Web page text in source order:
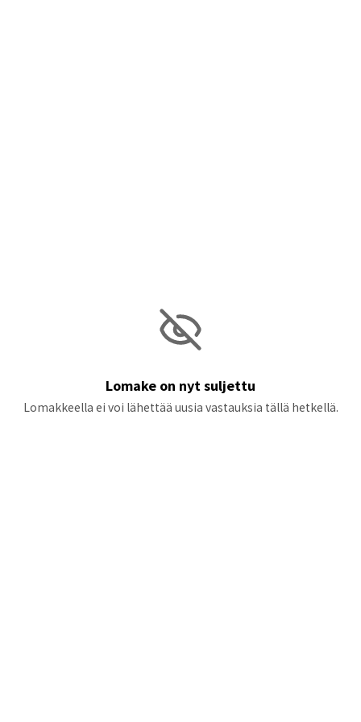
Lomake on nyt suljettu
Lomakkeella ei voi lähettää uusia vastauksia tällä hetkellä.